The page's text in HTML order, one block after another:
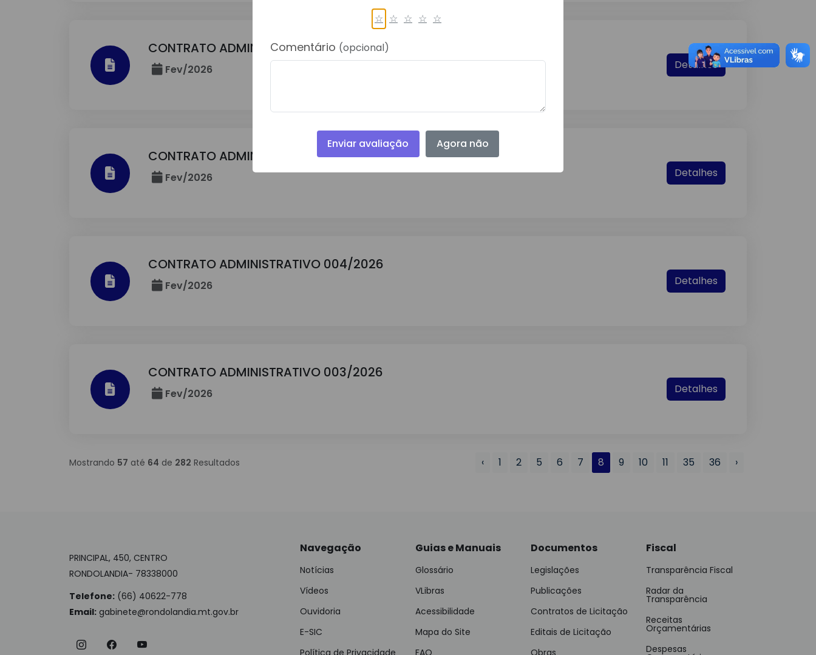
CONTRATO ADMINISTRATIVO 007/2026
Fev/2026 Detalhes
CONTRATO ADMINISTRATIVO 006/2026
Fev/2026 Detalhes
CONTRATO ADMINISTRATIVO 004/2026
Fev/2026 Detalhes
CONTRATO ADMINISTRATIVO 003/2026
Fev/2026 Detalhes
Mostrando 57 até 64 de 282 Resultados ‹ 1 2 5 6 7 8 9 10 11 35 36 ›
PRINCIPAL, 450, CENTRO
RONDOLANDIA- 78338000
Telefone: (66) 40622-778
Email: gabinete@rondolandia.mt.gov.br
Navegação
Notícias
Vídeos
Ouvidoria
E-SIC
Política de Privacidade
Guias e Manuais
Glossário
VLibras
Acessibilidade
Mapa do Site
FAQ
Documentos
Legislações
Publicações
Contratos de Licitação
Editais de Licitação
Obras
Fiscal
Transparência Fiscal
Radar da
Transparência
Receitas
Orçamentárias
Despesas
☆ ☆ ☆ ☆ ☆
Comentário (opcional)
Enviar avaliação Agora não